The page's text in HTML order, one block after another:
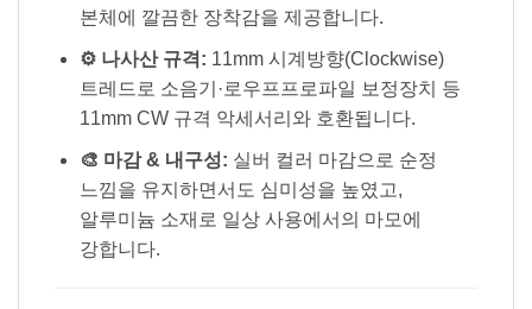
본체에 깔끔한 장착감을 제공합니다.
⚙️ 나사산 규격: 11mm 시계방향(Clockwise)
트레드로 소음기·로우프프로파일 보정장치 등
11mm CW 규격 악세서리와 호환됩니다.
🎨 마감 & 내구성: 실버 컬러 마감으로 순정
느낌을 유지하면서도 심미성을 높였고,
알루미늄 소재로 일상 사용에서의 마모에
강합니다.